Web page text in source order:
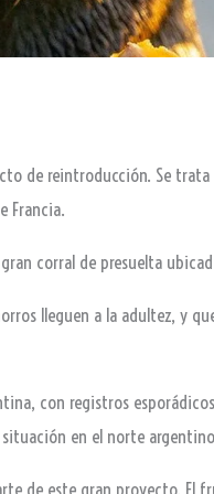
de reintroducción. Se
Francia.
corral de presuelta
lleguen a la adultez, y
con registros
en el norte
de este gran proyecto.